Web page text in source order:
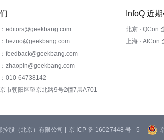
editors@geekbang.com
hezuo@geekbang.com
feedback@geekbang.com
zhaopin@geekbang.com
010-64738142
市朝阳区望京北路9号2幢7层A701
InfoQ 近
北京 · QCon
上海 · AICon
股（北京）有限公司 | 京 ICP 备 16027448 号 - 5